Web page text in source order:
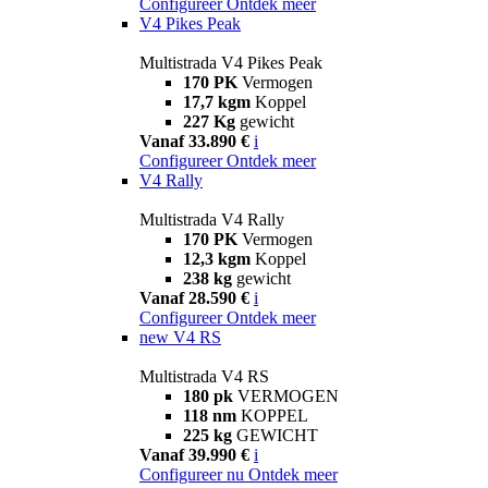
V4 Pikes Peak
Multistrada V4 Pikes Peak
170 PK Vermogen
17,7 kgm Koppel
227 Kg gewicht
Vanaf 33.890 € i
Configureer Ontdek meer
V4 Rally
Multistrada V4 Rally
170 PK Vermogen
12,3 kgm Koppel
238 kg gewicht
Vanaf 28.590 € i
Configureer Ontdek meer
new V4 RS
Multistrada V4 RS
180 pk VERMOGEN
118 nm KOPPEL
225 kg GEWICHT
Vanaf 39.990 € i
Configureer nu Ontdek meer